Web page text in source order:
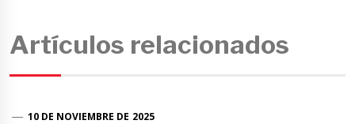
Artículos relacionados
10 DE NOVIEMBRE DE 2025